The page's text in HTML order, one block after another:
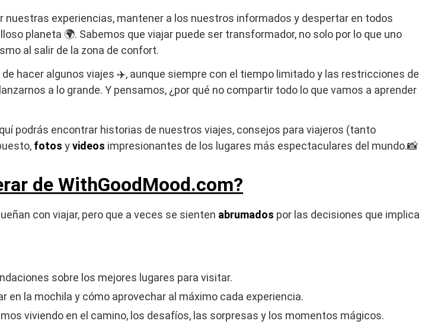
nuestras experiencias, mantener a los nuestros informados y despertar en todos
planeta 🌍. Sabemos que viajar puede ser transformador, no solo por lo que uno
al salir de la zona de confort.
hacer algunos viajes ✈️, aunque siempre con el tiempo limitado y las restricciones de
a lo grande. Y pensamos, ¿por qué no compartir todo lo que vamos a aprender
podrás encontrar historias de nuestros viajes, consejos para viajeros (tanto
fotos yvideos impresionantes de los lugares más espectaculares del mundo.📸
de WithGoodMood.com?
con viajar, pero que a veces se sienten abrumados por las decisiones que implica
sobre los mejores lugares para visitar.
en la mochila y cómo aprovechar al máximo cada experiencia.
viviendo en el camino, los desafíos, las sorpresas y los momentos mágicos.